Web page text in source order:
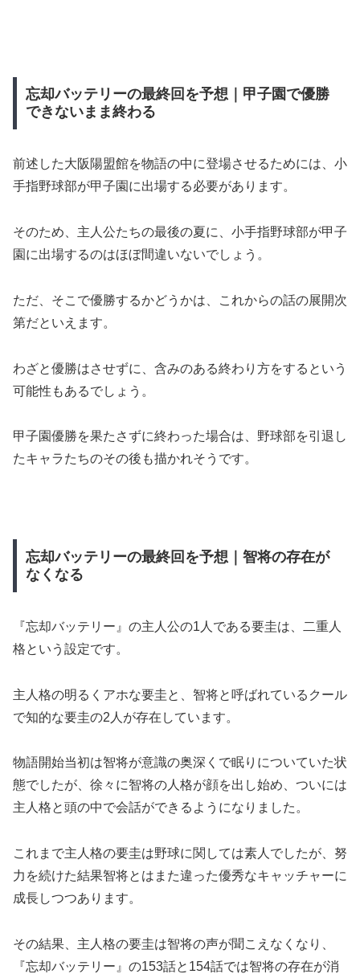
忘却バッテリーの最終回を予想｜甲子園で優勝
できないまま終わる
前述した大阪陽盟館を物語の中に登場させるためには、小
手指野球部が甲子園に出場する必要があります。
そのため、主人公たちの最後の夏に、小手指野球部が甲子
園に出場するのはほぼ間違いないでしょう。
ただ、そこで優勝するかどうかは、これからの話の展開次
第だといえます。
わざと優勝はさせずに、含みのある終わり方をするという
可能性もあるでしょう。
甲子園優勝を果たさずに終わった場合は、野球部を引退し
たキャラたちのその後も描かれそうです。
忘却バッテリーの最終回を予想｜智将の存在が
なくなる
『忘却バッテリー』の主人公の1人である要圭は、二重人
格という設定です。
主人格の明るくアホな要圭と、智将と呼ばれているクール
で知的な要圭の2人が存在しています。
物語開始当初は智将が意識の奥深くで眠りについていた状
態でしたが、徐々に智将の人格が顔を出し始め、ついには
主人格と頭の中で会話ができるようになりました。
これまで主人格の要圭は野球に関しては素人でしたが、努
力を続けた結果智将とはまた違った優秀なキャッチャーに
成長しつつあります。
その結果、主人格の要圭は智将の声が聞こえなくなり、
『忘却バッテリー』の153話と154話では智将の存在が消